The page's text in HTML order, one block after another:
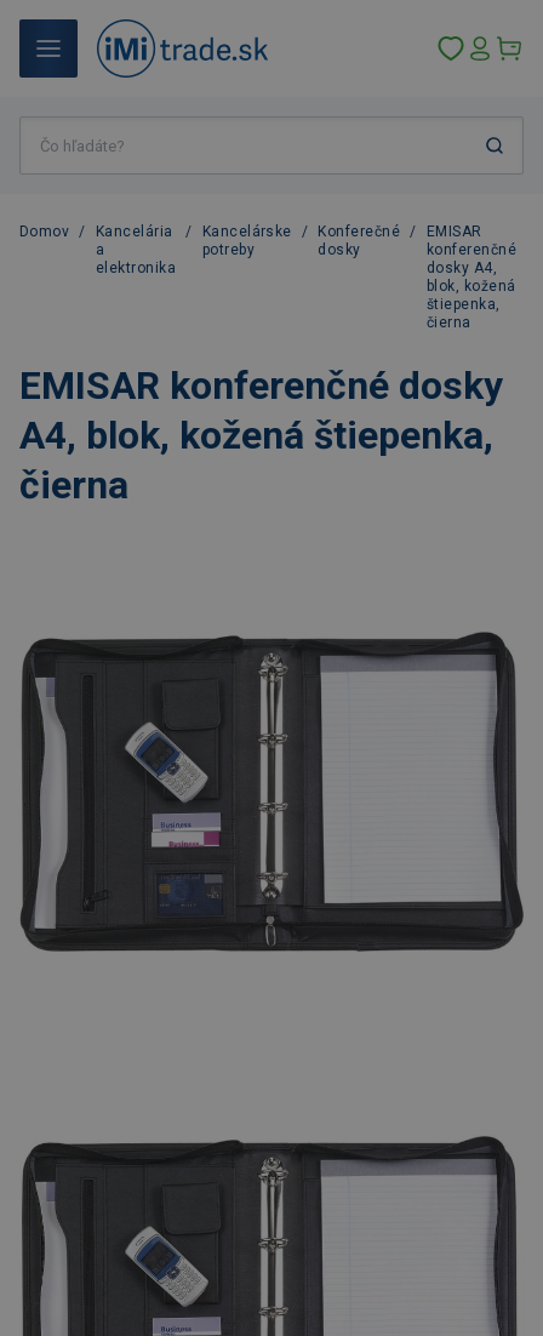
Domov /
Kancelária
a
elektronika
/
Kancelárske
potreby
/
Konferečné
dosky
/
EMISAR
konferenčné
dosky A4,
blok, kožená
štiepenka,
čierna
EMISAR konferenčné dosky
A4, blok, kožená štiepenka,
čierna